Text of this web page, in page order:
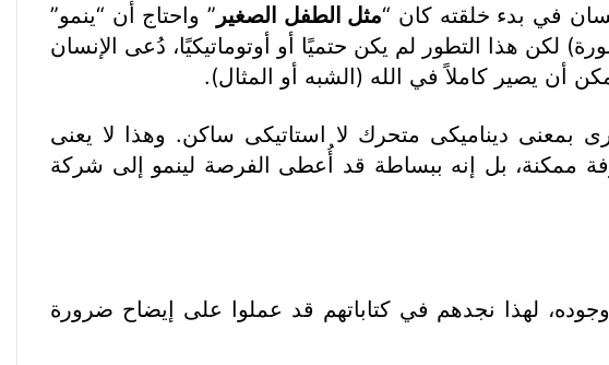
في بدء خلقته كان “مثل الطفل الصغير ” واحتاج أن “ينمو”
لكن هذا التطور لم يكن حتميًا أو أوتوماتيكيًا، دُعى الإنسان
أن يصير كاملاً في الله (الشبه أو المثال).
بمعنى ديناميكى متحرك لا استاتيكى ساكن. وهذا لا يعنى
ممكنة، بل إنه ببساطة قد أُعطى الفرصة لينمو إلى شركة
وجوده، لهذا نجدهم في كتاباتهم قد عملوا على إيضاح ضرورة